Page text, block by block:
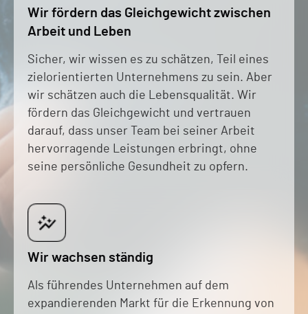
Wir fördern das Gleichgewicht zwischen
Arbeit und Leben
Sicher, wir wissen es zu schätzen, Teil eines
zielorientierten Unternehmens zu sein. Aber
wir schätzen auch die Lebensqualität. Wir
fördern das Gleichgewicht und vertrauen
darauf, dass unser Team bei seiner Arbeit
hervorragende Leistungen erbringt, ohne
seine persönliche Gesundheit zu opfern.
Wir wachsen ständig
Als führendes Unternehmen auf dem
expandierenden Markt für die Erkennung von